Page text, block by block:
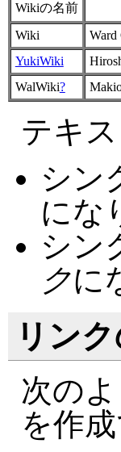
Wikiの名前
Wiki
Ward
YukiWiki
WalWiki?
テキ
シン
にな
シン
クに
リン
次の
を作成